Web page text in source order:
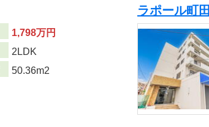
1,798万円
2LDK
50.36m2
ラポール町田